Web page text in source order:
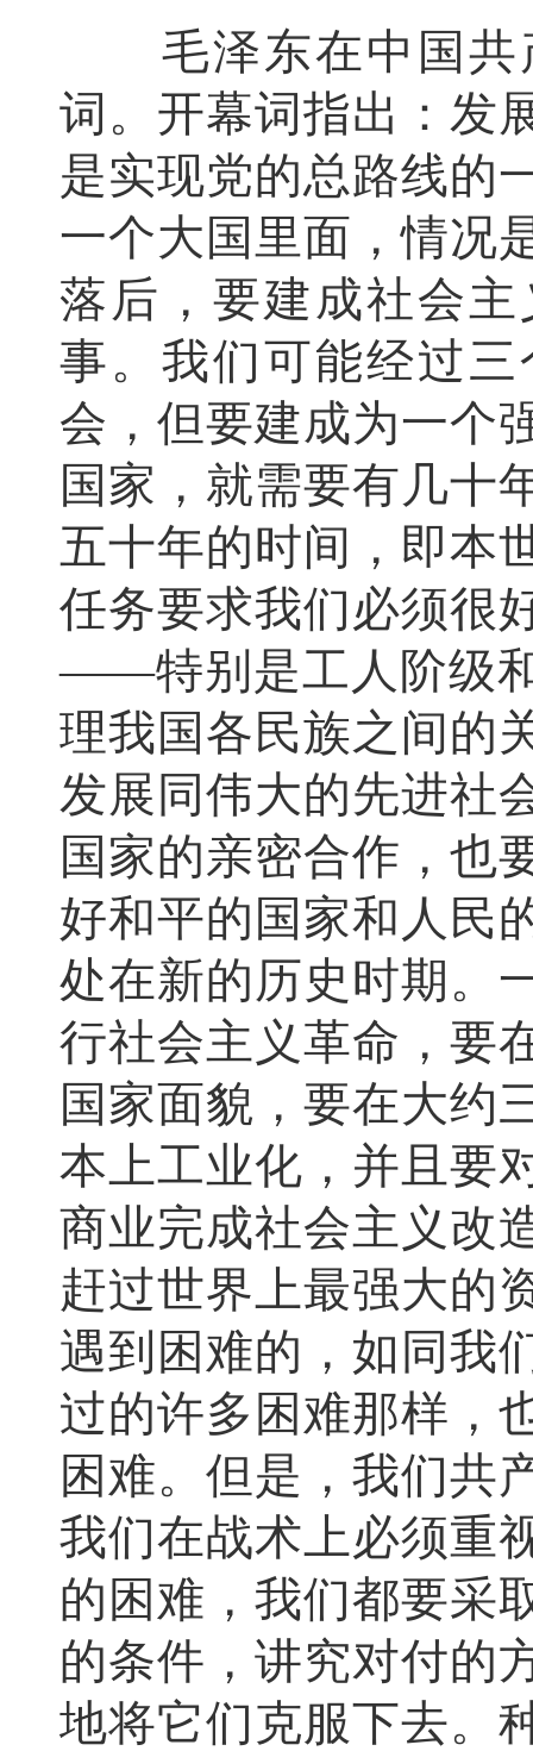
毛泽东在中国共
词。开幕词指出：发
是实现党的总路线的
一个大国里面，情况
落后，要建成社会
事。我们可能经过
会，但要建成为一个
国家，就需要有几十
五十年的时间，即本
任务要求我们必须很
——特别是工人阶级
理我国各民族之间的
发展同伟大的先进社
国家的亲密合作，也
好和平的国家和人民
处在新的历史时期。
行社会主义革命，要
国家面貌，要在大约
本上工业化，并且要
商业完成社会主义改
赶过世界上最强大的
遇到困难的，如同我
过的许多困难那样，
困难。但是，我们共
我们在战术上必须重
的困难，我们都要采
的条件，讲究对付的
地将它们克服下去。